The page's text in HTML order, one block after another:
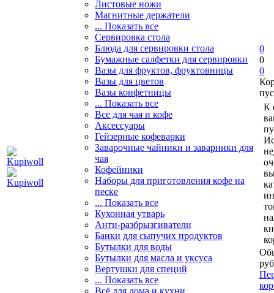
Листовые ножи
Магнитные держатели
... Показать все
Сервировка стола
Блюда для сервировки стола
Бумажные салфетки для сервировки
Вазы для фруктов, фруктовницы
Вазы для цветов
Вазы конфетницы
... Показать все
Все для чая и кофе
Аксессуары
Гейзерные кофеварки
Заварочные чайники и заварники для
чая
Кофейники
Наборы для приготовления кофе на
песке
... Показать все
Кухонная утварь
Анти-разбрызгиватели
Банки для сыпучих продуктов
Бутылки для воды
Бутылки для масла и уксуса
Вертушки для специй
... Показать все
Всё для дома и кухни
0
0
0
К